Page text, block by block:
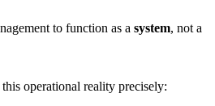
to function as a system, not a
operational reality precisely: